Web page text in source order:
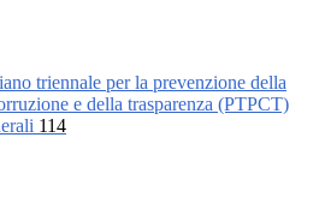
triennale per la prevenzione della
e della trasparenza (PTPCT)
114